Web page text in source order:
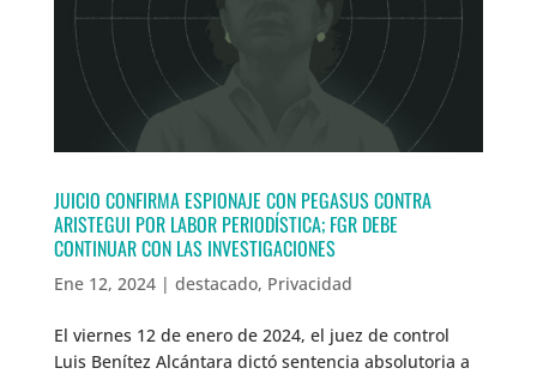
JUICIO CONFIRMA ESPIONAJE CON PEGASUS CONTRA
ARISTEGUI POR LABOR PERIODÍSTICA; FGR DEBE
CONTINUAR CON LAS INVESTIGACIONES
Ene 12, 2024| destacado, Privacidad
El viernes 12 de enero de 2024, el juez de control
Luis Benítez Alcántara dictó sentencia absolutoria a